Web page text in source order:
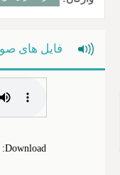
فایل های
Download
: